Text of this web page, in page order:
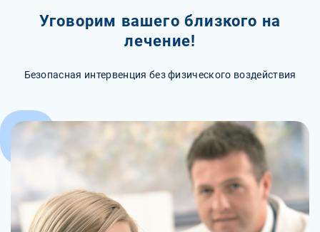
Уговорим вашего близкого на
лечение!
Безопасная интервенция без физического воздействия